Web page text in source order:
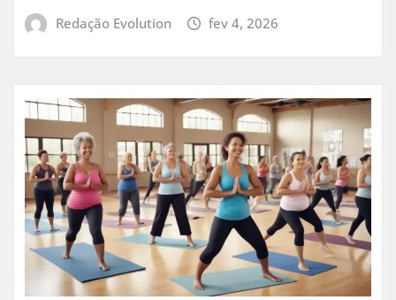
Redação Evolution fev 4, 2026